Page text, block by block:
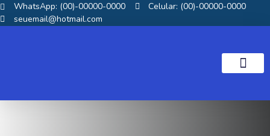
WhatsApp: (00)-00000-0000
Celular: (00)-00000-0000
seuemail@hotmail.com